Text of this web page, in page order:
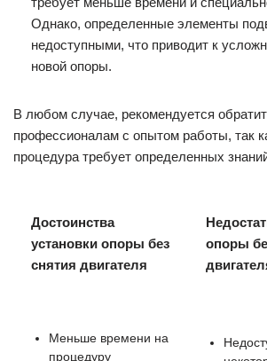
Однако, определенные элементы
недоступными, что приводит к
новой опоры.
В любом случае, рекомендуется
профессионалам с опытом работы, так
процедура требует определенных
Достоинства
установки опоры без
снятия двигателя
опоры
Меньше времени на
процедуру